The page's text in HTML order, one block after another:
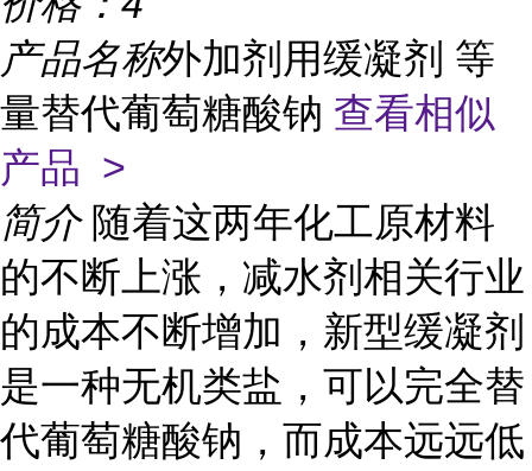
产品名称外加剂用缓凝剂 等
量替代葡萄糖酸钠 查看相似
产品 >
简介 随着这两年化工原材料
的不断上涨，减水剂相关行业
的成本不断增加，新型缓凝剂
是一种无机类盐，可以完全替
代葡萄糖酸钠，而成本远远低